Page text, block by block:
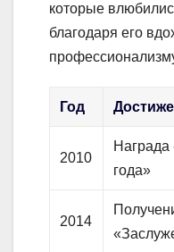
которые
благодаря его
Год
2010
Награда
года»
2014